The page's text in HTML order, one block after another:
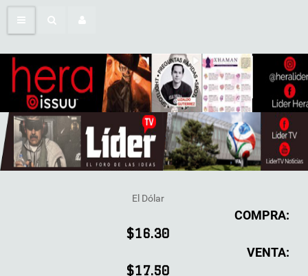
El Dólar
COMPRA:
$16.30
VENTA:
$17.50